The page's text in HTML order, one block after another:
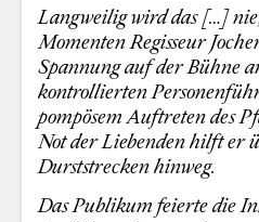
Langweilig wird das […]
Momenten Regisseur
Spannung auf der Bühne
kontrollierten
pompösem Auftreten des
Not der Liebenden hilft er
Durststrecken hinweg.
Das Publikum feierte die